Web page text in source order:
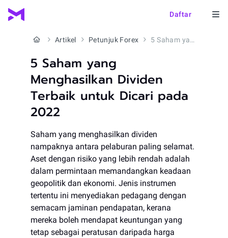
Daftar
Artikel Petunjuk Forex 5 Saham yang Menghasilkan Dividen Terbaik untuk Dicari pada 2022
5 Saham yang
Menghasilkan Dividen
Terbaik untuk Dicari pada
2022
Saham yang menghasilkan dividen
nampaknya antara pelaburan paling selamat.
Aset dengan risiko yang lebih rendah adalah
dalam permintaan memandangkan keadaan
geopolitik dan ekonomi. Jenis instrumen
tertentu ini menyediakan pedagang dengan
semacam jaminan pendapatan, kerana
mereka boleh mendapat keuntungan yang
tetap sebagai peratusan daripada harga